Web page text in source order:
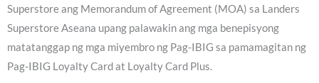
Superstore ang Memorandum of Agreement (MOA) sa Landers
Superstore Aseana upang palawakin ang mga benepisyong
matatanggap ng mga miyembro ng Pag-IBIG sa pamamagitan ng
Pag-IBIG Loyalty Card at Loyalty Card Plus.